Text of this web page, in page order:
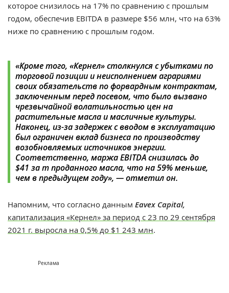
которое снизилось на 17% по сравнению с прошлым
годом, обеспечив EBITDA в размере $56 млн, что на 63%
ниже по сравнению с прошлым годом.
«Кроме того, «Кернел» столкнулся с убытками по
торговой позиции и неисполнением аграриями
своих обязательств по форвардным контрактам,
заключенным перед посевом, что было вызвано
чрезвычайной волатильностью цен на
растительные масла и масличные культуры.
Наконец, из-за задержек с вводом в эксплуатацию
был ограничен вклад бизнеса по производству
возобновляемых источников энергии.
Соответственно, маржа EBITDA снизилась до
$41 за т проданного масла, что на 59% меньше,
чем в предыдущем году», — отметил он.
Напомним, что согласно данным Eavex Capital,
капитализация «Кернел» за период с 23 по 29 сентября
2021 г. выросла на 0,5% до $1 243 млн.
Реклама